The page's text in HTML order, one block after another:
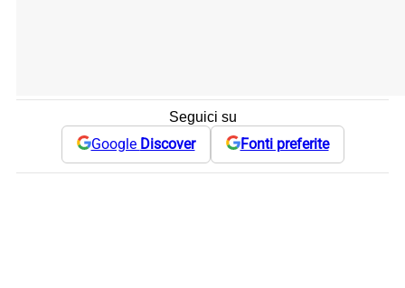
Seguici su
Google Discover Fonti preferite